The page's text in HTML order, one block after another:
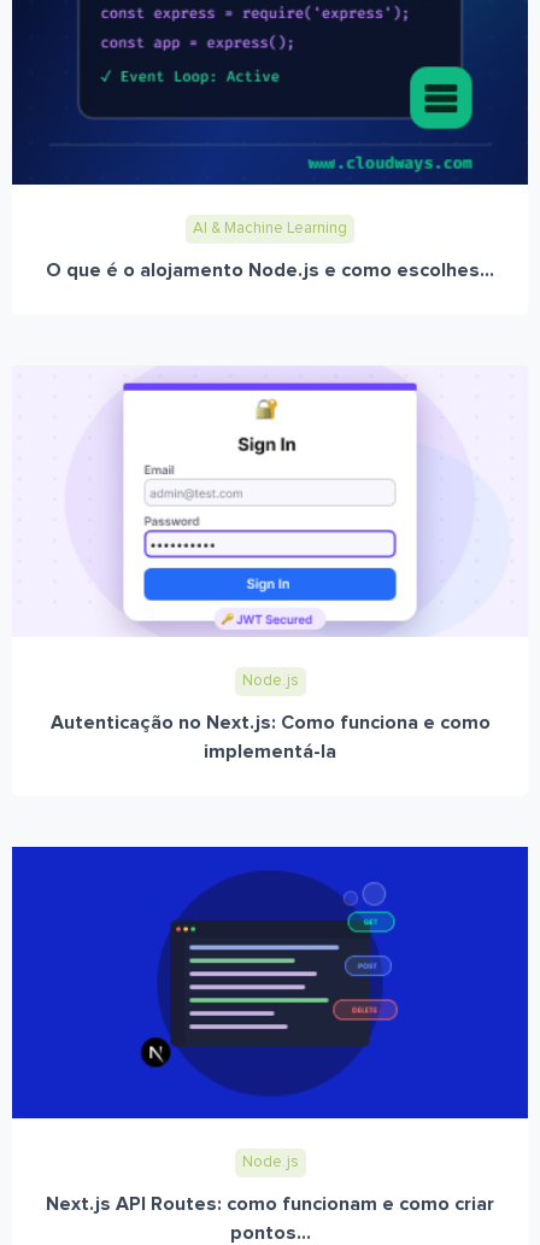
AI & Machine Learning
O que é o alojamento Node.js e como escolhes...
Node.js
Autenticação no Next.js: Como funciona e como
implementá-la
Node.js
Next.js API Routes: como funcionam e como criar
pontos...